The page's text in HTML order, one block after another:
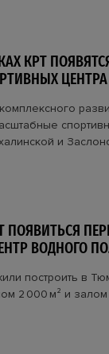
КРТ
ЦЕНТРА
и
ПОЯВИТЬСЯ
ВОДНОГО
построить в
2 000 м² и